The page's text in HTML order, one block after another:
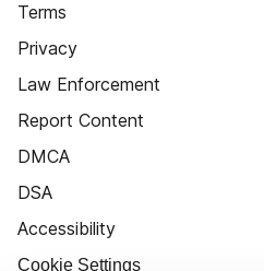
Terms
Privacy
Law Enforcement
Report Content
DMCA
DSA
Accessibility
Cookie Settings